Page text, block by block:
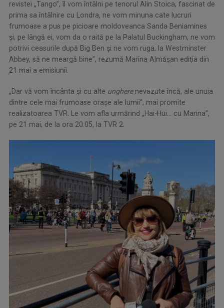
revistei „Tango”, îl vom întâlni pe tenorul Alin Stoica, fascinat de
prima sa întâlnire cu Londra, ne vom minuna cate lucruri
frumoase a pus pe picioare moldoveanca Sanda Beniamines
și, pe lângă ei, vom da o raită pe la Palatul Buckingham, ne vom
potrivi ceasurile după Big Ben și ne vom ruga, la Westminster
Abbey, să ne meargă bine”, rezumă Marina Almăşan ediţia din
21 mai a emisiunii.
„Dar vă vom încânta şi cu alte ungherenevazute încă, ale unuia
dintre cele mai frumoase orașe ale lumii”, mai promite
realizatoarea TVR. Le vom afla urmărind „Hai-Hui… cu Marina”,
pe 21 mai, de la ora 20.05, la TVR 2.